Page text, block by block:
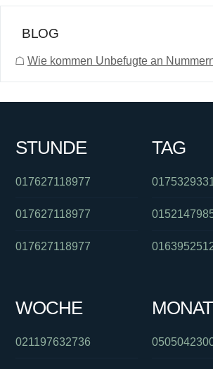
BLOG
☖ Wie kommen Unbefugte an
STUNDE
017627118977
017627118977
017627118977
TAG
WOCHE
021197632736
MONAT